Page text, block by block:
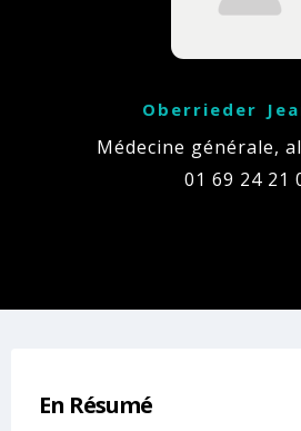
Oberrieder
Médecine générale,
01 69 24 21
En Résumé